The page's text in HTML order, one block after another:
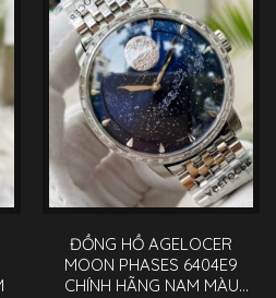
ĐỒNG HỒ AGELOCER
MOON PHASES 6404E9
CHÍNH HÃNG NAM MÀU